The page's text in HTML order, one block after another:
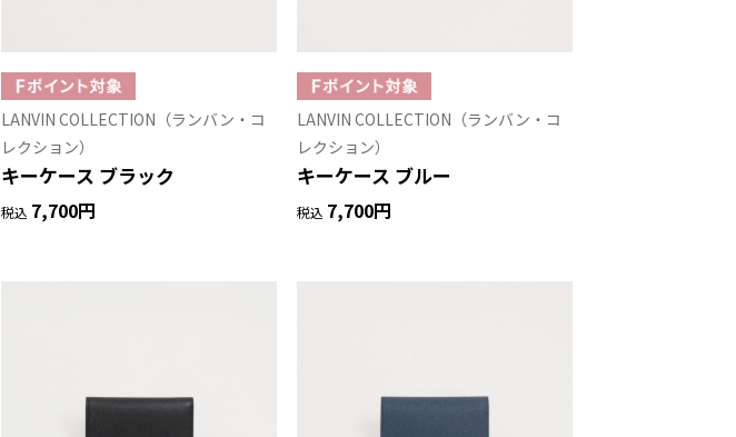
LANVIN COLLECTION（ランバン・コ
レクション）
キーケース ブラック
税込 7,700円
LANVIN COLLECTION（ランバン・コ
レクション）
キーケース ブルー
税込 7,700円